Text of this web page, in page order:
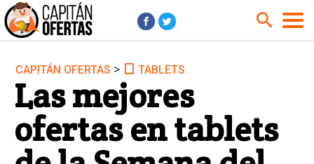
Audio y Música
Cámaras
Cine y Series
Coches
Deportes
Financiero
Hogar
Hoteles
CAPITÁN OFERTAS > TABLETS
Las mejores
ofertas en tablets